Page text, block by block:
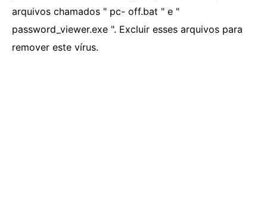
arquivos chamados " pc- off.bat " e "
password_viewer.exe ". Excluir esses arquivos para
remover este vírus.